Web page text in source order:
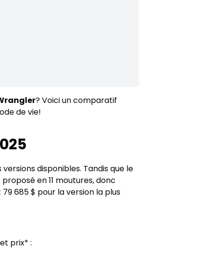
? Voici un comparatif
de vie!
disponibles. Tandis que le
en 11 moutures, donc
685 $ pour la version la plus
prix* :